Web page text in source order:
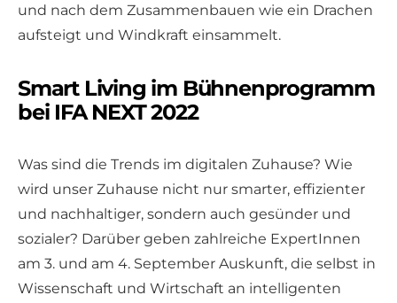
und nach dem Zusammenbauen wie ein Drachen
aufsteigt und Windkraft einsammelt.
Smart Living im Bühnenprogramm
bei IFA NEXT 2022
Was sind die Trends im digitalen Zuhause? Wie
wird unser Zuhause nicht nur smarter, effizienter
und nachhaltiger, sondern auch gesünder und
sozialer? Darüber geben zahlreiche ExpertInnen
am 3. und am 4. September Auskunft, die selbst in
Wissenschaft und Wirtschaft an intelligenten